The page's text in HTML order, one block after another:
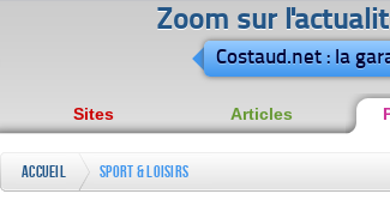
Zoom sur
Costaud.net : la
Sites Articles
Accueil Sport & loisirs